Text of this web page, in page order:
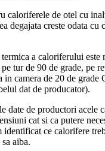
caloriferele de otel cu
degajata creste odata cu
a caloriferului este
tur de 90 de grade, pe
in camera de 20 de grade
dat de producator).
date de productori acele
cat si ca putere
identificat ce calorifere
aiba.